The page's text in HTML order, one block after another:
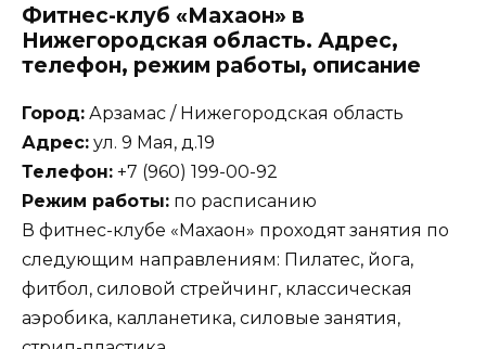
Фитнес-клуб «Махаон» в
Нижегородская область. Адрес,
телефон, режим работы, описание
Город: Арзамас / Нижегородская область
Адрес: ул. 9 Мая, д.19
Телефон: +7 (960) 199-00-92
Режим работы: по расписанию
В фитнес-клубе «Махаон» проходят занятия по
следующим направлениям: Пилатес, йога,
фитбол, силовой стрейчинг, классическая
аэробика, калланетика, силовые занятия,